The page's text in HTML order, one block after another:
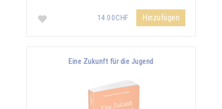
14.00CHF Hinzufügen
Eine Zukunft für die Jugend